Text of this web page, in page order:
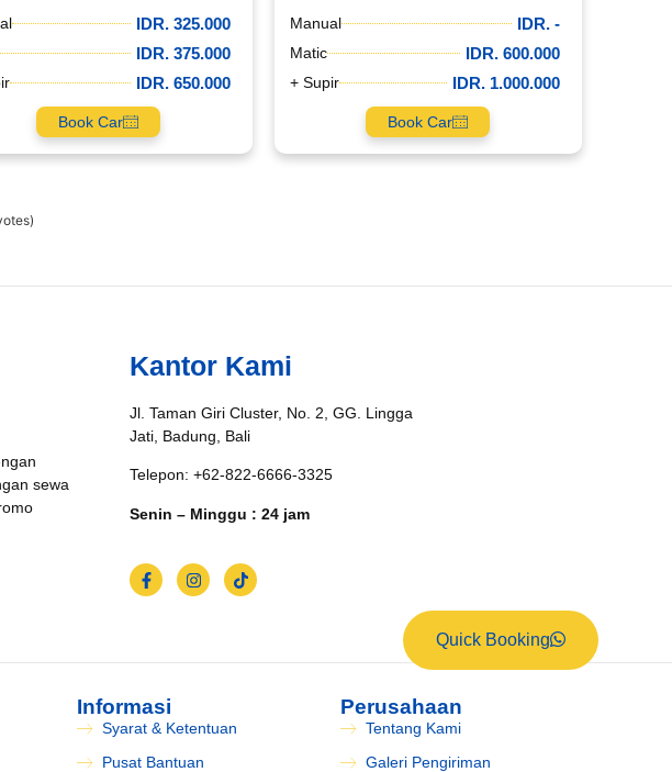
IDR. 325.000
IDR. 375.000
IDR. 650.000
Book Car
Manual IDR. -
Matic IDR. 600.000
+ Supir IDR. 1.000.000
Book Car
sewa
Quick Booking
Kantor Kami
Jl. Taman Giri Cluster, No. 2, GG. Lingga
Jati, Badung, Bali
Telepon: +62-822-6666-3325
Senin – Minggu : 24 jam
Informasi
Syarat & Ketentuan
Pusat Bantuan
Perusahaan
Tentang Kami
Galeri Pengiriman